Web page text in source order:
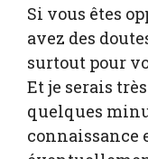
Si vous êtes
avez des
surtout pour
Et je serais
quelques
connaissance